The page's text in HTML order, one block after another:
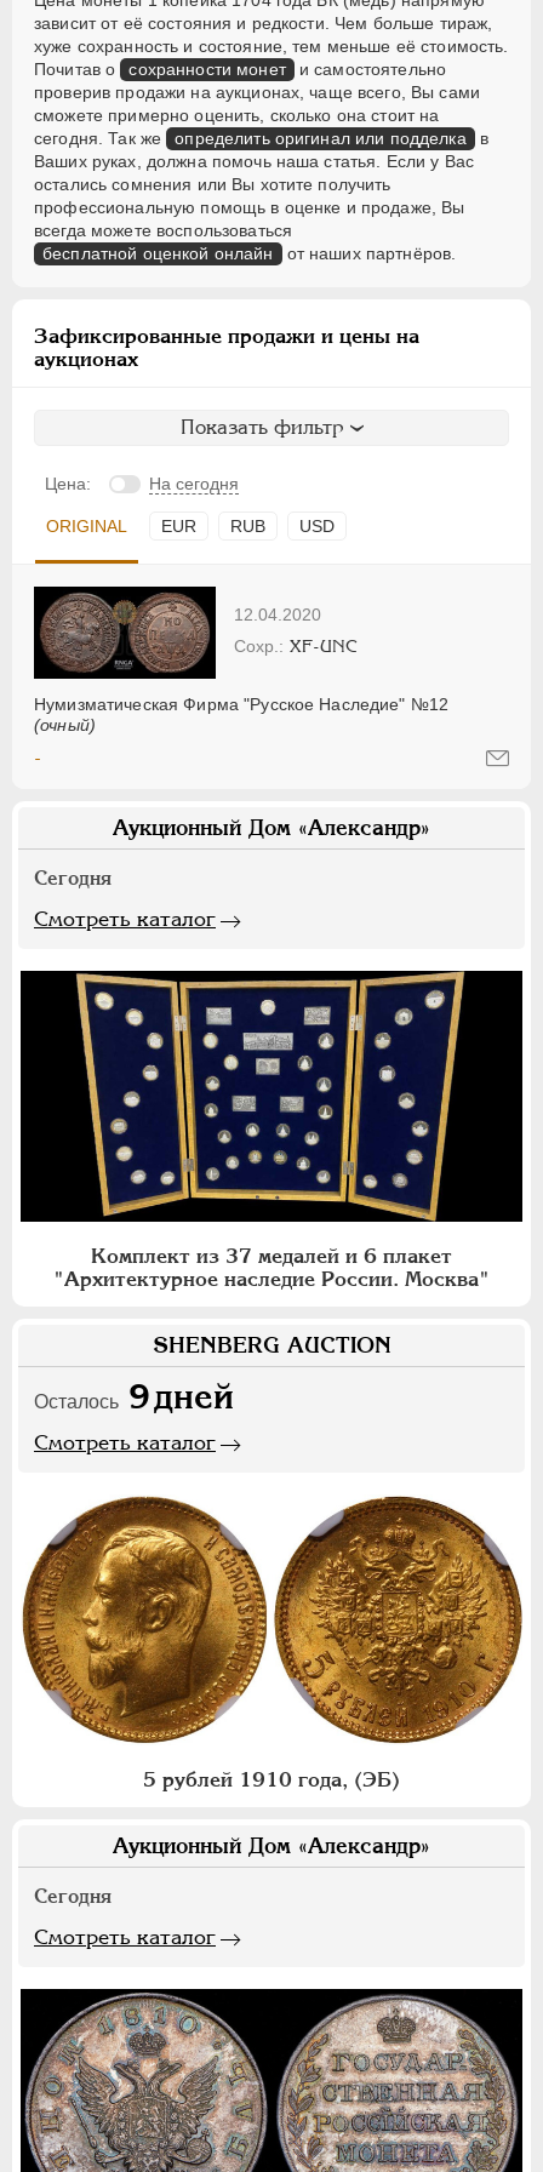
зависит от её состояния и редкости. Чем больше тираж,
хуже сохранность и состояние, тем меньше её стоимость.
Почитав о сохранности монет и самостоятельно
проверив продажи на аукционах, чаще всего, Вы сами
сможете примерно оценить, сколько она стоит на
сегодня. Так же определить оригинал или подделка в
Ваших руках, должна помочь наша статья. Если у Вас
остались сомнения или Вы хотите получить
профессиональную помощь в оценке и продаже, Вы
всегда можете воспользоваться
бесплатной оценкой онлайн от наших партнёров.
Зафиксированные продажи и цены на
аукционах
Показать фильтр
Цена: На сегодня
ORIGINAL EUR RUB USD
12.04.2020
Нумизматическая Фирма "Русское Наследие" №12
(очный)
XF-UNC
-
Аукционный Дом «Александр»
Сегодня
Смотреть каталог
Комплект из 37 медалей и 6 плакет
"Архитектурное наследие России. Москва"
SHENBERG AUCTION
Осталось 9дней
Смотреть каталог
5 рублей 1910 года, (ЭБ)
Аукционный Дом «Александр»
Сегодня
Смотреть каталог